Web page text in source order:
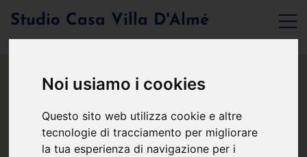
Noi usiamo i cookies
Questo sito web utilizza cookie e altre
tecnologie di tracciamento per migliorare
la tua esperienza di navigazione per i
Studio Casa Villa D'Almé